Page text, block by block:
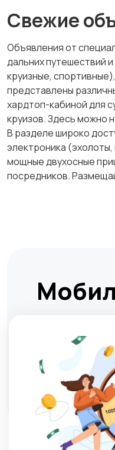
Свежие
Объявления от
дальних путешествий
круизные,
представлены
хардтоп-кабиной для
круизов. Здесь можно
В разделе широко
электроника
мощные двухосные
посредников.
Установите
день!
покупке или
Play Market